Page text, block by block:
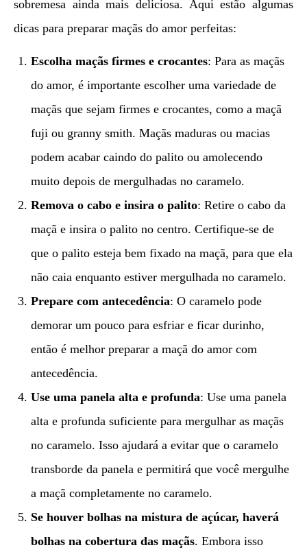
sobremesa ainda mais deliciosa. Aqui estão algumas
dicas para preparar maçãs do amor perfeitas:
Escolha maçãs firmes e crocantes: Para as maçãs
do amor, é importante escolher uma variedade de
maçãs que sejam firmes e crocantes, como a maçã
fuji ou granny smith. Maçãs maduras ou macias
podem acabar caindo do palito ou amolecendo
muito depois de mergulhadas no caramelo.
Remova o cabo e insira o palito: Retire o cabo da
maçã e insira o palito no centro. Certifique-se de
que o palito esteja bem fixado na maçã, para que ela
não caia enquanto estiver mergulhada no caramelo.
Prepare com antecedência: O caramelo pode
demorar um pouco para esfriar e ficar durinho,
então é melhor preparar a maçã do amor com
antecedência.
Use uma panela alta e profunda: Use uma panela
alta e profunda suficiente para mergulhar as maçãs
no caramelo. Isso ajudará a evitar que o caramelo
transborde da panela e permitirá que você mergulhe
a maçã completamente no caramelo.
Se houver bolhas na mistura de açúcar, haverá
bolhas na cobertura das maçãs. Embora isso